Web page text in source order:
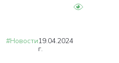
#Новости19.04.2024
г.